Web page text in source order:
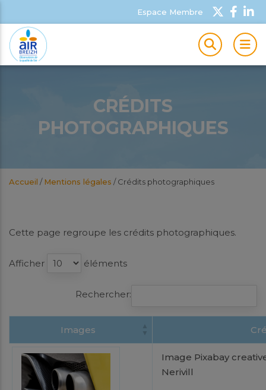
Espace Membre
CRÉDITS
PHOTOGRAPHIQUES
Accueil /Mentions légales /Crédits photographiques
Cette page regroupe les crédits photographiques.
Afficher éléments
Rechercher:
Images
Image Pixabay
Nerivill